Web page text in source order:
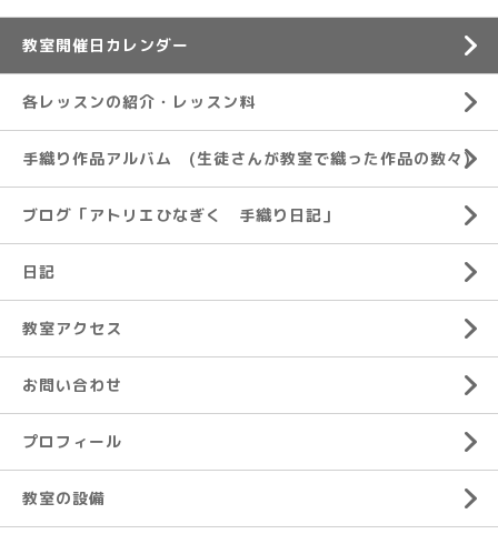
教室開催日カレンダー
各レッスンの紹介・レッスン料
手織り作品アルバム (生徒さんが教室で織った作品の数々)
ブログ「アトリエひなぎく 手織り日記」
日記
教室アクセス
お問い合わせ
プロフィール
教室の設備